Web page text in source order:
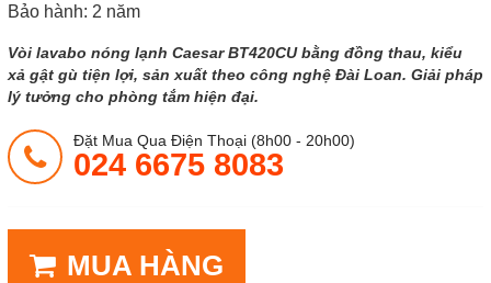
Bảo hành: 2 năm
Vòi lavabo nóng lạnh Caesar BT420CU bằng đồng thau, kiểu
xả gật gù tiện lợi, sản xuất theo công nghệ Đài Loan. Giải pháp
lý tưởng cho phòng tắm hiện đại.
Đặt Mua Qua Điện Thoại (8h00 - 20h00)
024 6675 8083
MUA HÀNG